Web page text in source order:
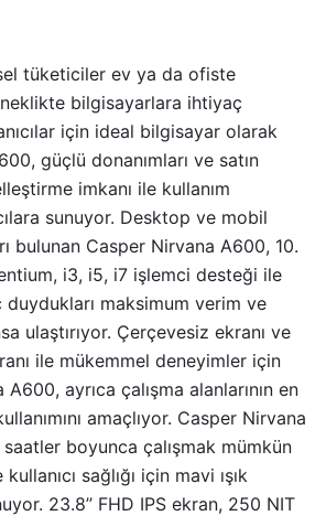
tüketiciler ev ya da ofiste
bilgisayarlara ihtiyaç
için ideal bilgisayar olarak
güçlü donanımları ve satın
imkanı ile kullanım
sunuyor. Desktop ve mobil
bulunan Casper Nirvana A600, 10.
i3, i5, i7 işlemci desteği ile
duydukları maksimum verim ve
ulaştırıyor. Çerçevesiz ekranı ve
ile mükemmel deneyimler için
ayrıca çalışma alanlarının en
amaçlıyor. Casper Nirvana
boyunca çalışmak mümkün
sağlığı için mavi ışık
23.8’’ FHD IPS ekran, 250 NIT